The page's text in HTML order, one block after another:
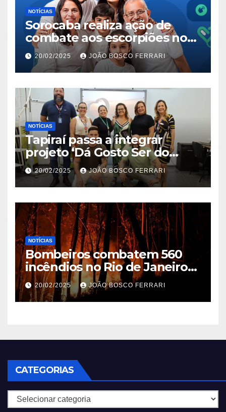
NOTÍCIAS
Sorocaba realiza ação de
combate aos escorpiões no
Jardim São Carlos
20/02/2025 JOÃO BOSCO FERRARI
NOTÍCIAS
Tapiraí passa a integrar
projeto ‘Dá Gosto Ser do
Ribeira’ | ASN São Paulo
20/02/2025 JOÃO BOSCO FERRARI
NOTÍCIAS
Bombeiros combatem 560
incêndios no Rio de Janeiro
em 2025
20/02/2025 JOÃO BOSCO FERRARI
CATEGORIAS
Categorias